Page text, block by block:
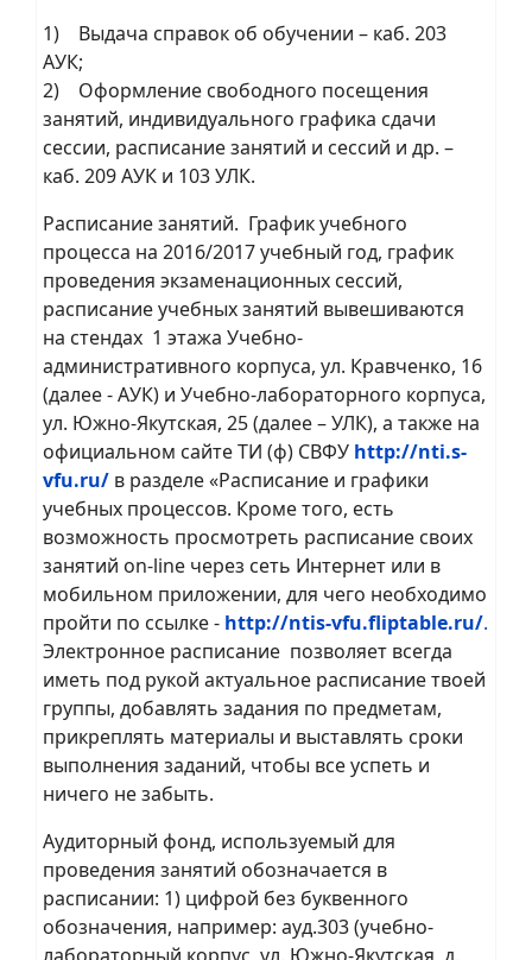
1) Выдача справок об обучении – каб. 203
АУК;
2) Оформление свободного посещения
занятий, индивидуального графика сдачи
сессии, расписание занятий и сессий и др. –
каб. 209 АУК и 103 УЛК.
Расписание занятий. График учебного
процесса на 2016/2017 учебный год, график
проведения экзаменационных сессий,
расписание учебных занятий вывешиваются
на стендах 1 этажа Учебно-
административного корпуса, ул. Кравченко, 16
(далее - АУК) и Учебно-лабораторного корпуса,
ул. Южно-Якутская, 25 (далее – УЛК), а также на
официальном сайте ТИ (ф) СВФУ http://nti.s-
vfu.ru/ в разделе «Расписание и графики
учебных процессов. Кроме того, есть
возможность просмотреть расписание своих
занятий on-line через сеть Интернет или в
мобильном приложении, для чего необходимо
пройти по ссылке - http://ntis-vfu.fliptable.ru/.
Электронное расписание позволяет всегда
иметь под рукой актуальное расписание твоей
группы, добавлять задания по предметам,
прикреплять материалы и выставлять сроки
выполнения заданий, чтобы все успеть и
ничего не забыть.
Аудиторный фонд, используемый для
проведения занятий обозначается в
расписании: 1) цифрой без буквенного
обозначения, например: ауд.303 (учебно-